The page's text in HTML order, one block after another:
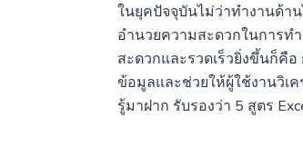
ในยุคปัจจุบันไม่ว่าทำงานด้า
อำนวยความสะดวกในการท
สะดวกและรวดเร็วยิ่งขึ้นก็คื
ข้อมูลและช่วยให้ผู้ใช้งานวิเ
รู้มาฝาก รับรองว่า 5 สูตร